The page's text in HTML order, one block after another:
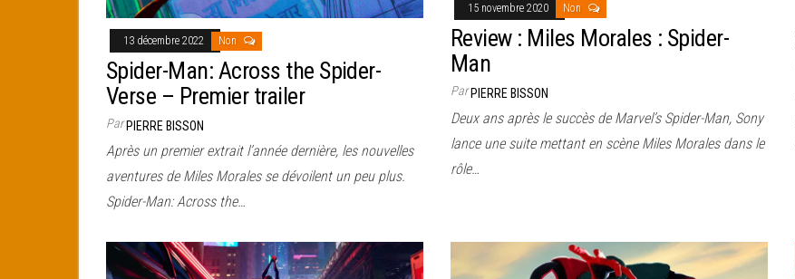
13 décembre 2022 Non
Spider-Man: Across the Spider-
Verse – Premier trailer
ParPIERRE BISSON
Après un premier extrait l’année dernière, les nouvelles
aventures de Miles Morales se dévoilent un peu plus.
Spider-Man: Across the…
15 novembre 2020 Non
Review : Miles Morales : Spider-
Man
ParPIERRE BISSON
Deux ans après le succès de Marvel’s Spider-Man, Sony
lance une suite mettant en scène Miles Morales dans le
rôle…